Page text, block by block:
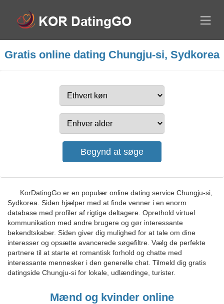
Gratis online dating Chungju-si, Sydkorea
KorDatingGo er en populær online dating service Chungju-si,
Sydkorea. Siden hjælper med at finde venner i en enorm
database med profiler af rigtige deltagere. Oprethold virtuel
kommunikation med andre brugere og gør interessante
bekendtskaber. Siden giver dig mulighed for at tale om dine
interesser og opsætte avancerede søgefiltre. Vælg de perfekte
partnere til at starte et romantisk forhold og chatte med
interessante mennesker i den generelle chat. Tilmeld dig gratis
datingside Chungju-si for lokale, udlændinge, turister.
Mænd og kvinder online